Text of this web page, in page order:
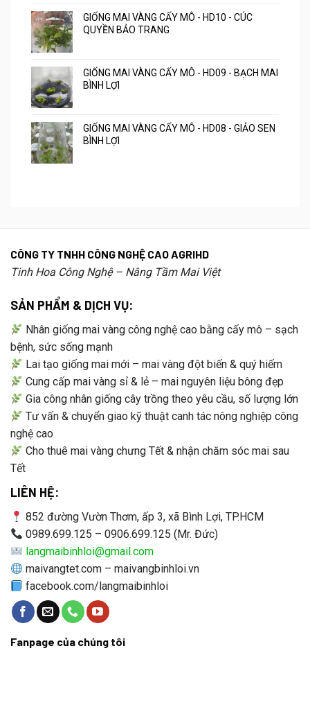
GIỐNG MAI VÀNG CẤY MÔ - HD10 - CÚC
QUYỀN BẢO TRANG
GIỐNG MAI VÀNG CẤY MÔ - HD09 - BẠCH MAI
BÌNH LỢI
GIỐNG MAI VÀNG CẤY MÔ - HD08 - GIẢO SEN
BÌNH LỢI
CÔNG TY TNHH CÔNG NGHỆ CAO AGRIHD
Tinh Hoa Công Nghệ – Nâng Tầm Mai Việt
SẢN PHẨM & DỊCH VỤ:
Nhân giống mai vàng công nghệ cao bằng cấy mô – sạch
bệnh, sức sống mạnh
Lai tạo giống mai mới – mai vàng đột biến & quý hiếm
Cung cấp mai vàng sỉ & lẻ – mai nguyên liệu bông đẹp
Gia công nhân giống cây trồng theo yêu cầu, số lượng lớn
Tư vấn & chuyển giao kỹ thuật canh tác nông nghiệp công
nghệ cao
Cho thuê mai vàng chưng Tết & nhận chăm sóc mai sau
Tết
LIÊN HỆ:
852 đường Vườn Thơm, ấp 3, xã Bình Lợi, TP.HCM
0989.699.125 – 0906.699.125 (Mr. Đức)
langmaibinhloi@gmail.com
maivangtet.com – maivangbinhloi.vn
facebook.com/langmaibinhloi
Fanpage của chúng tôi